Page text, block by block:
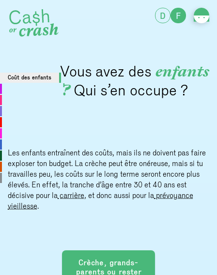
D F
Coût des enfants Vous avez des enfants
?Qui s’en occupe ?
Les enfants entraînent des coûts, mais ils ne doivent pas faire
exploser ton budget. La crèche peut être onéreuse, mais si tu
travailles peu, les coûts sur le long terme seront encore plus
élevés. En effet, la tranche d’âge entre 30 et 40 ans est
décisive pour la carrière, et donc aussi pour la prévoyance
vieillesse.
Crèche, grands-
parents ou rester